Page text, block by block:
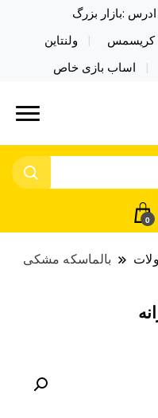
ادرس :بازار بزرگ
کریسمس
ولنتاین
اساب بازی خاص
هالووین
اکسسوری
بازی تراول ماگ نایکر
تاین کادویی
مستقیم
0
بالماسکه مشکی